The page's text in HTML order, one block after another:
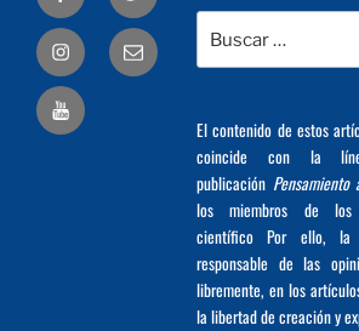
por:
El contenido de estos
coincide con la
publicación
los miembros de
científico Por ello,
responsable de las
libremente, en los
la libertad de creación y
Correo
electrónico